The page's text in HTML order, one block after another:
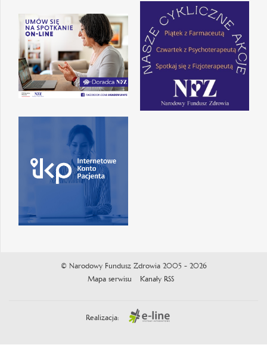
© Narodowy Fundusz Zdrowia 2005 - 2026
Mapa serwisu
Kanały RSS
Realizacja: